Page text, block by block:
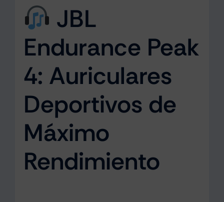
JBL
Endurance Peak
4: Auriculares
Deportivos de
Máximo
Rendimiento